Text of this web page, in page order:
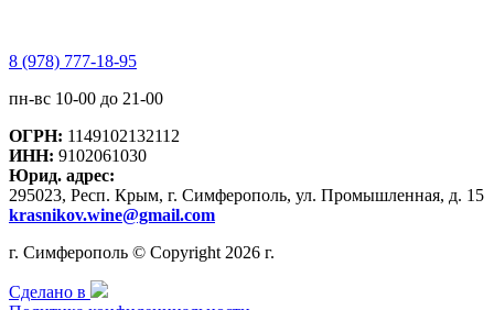
8 (978) 777-18-95
пн-вс 10-00 до 21-00
ОГРН: 1149102132112
ИНН: 9102061030
Юрид. адрес:
295023, Респ. Крым, г. Симферополь, ул. Промышленная, д. 15
krasnikov.wine@gmail.com
г. Симферополь © Copyright 2026 г.
Сделано в